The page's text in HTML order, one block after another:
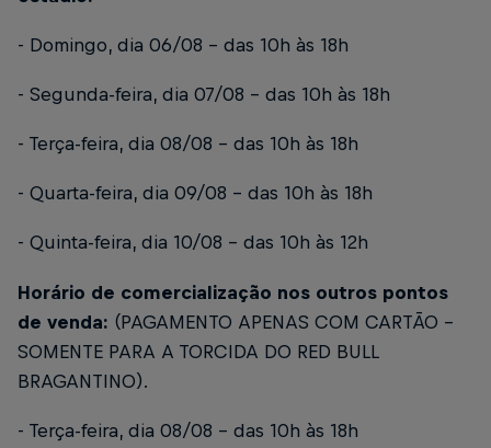
- Domingo, dia 06/08 – das 10h às 18h
- Segunda-feira, dia 07/08 – das 10h às 18h
- Terça-feira, dia 08/08 – das 10h às 18h
- Quarta-feira, dia 09/08 – das 10h às 18h
- Quinta-feira, dia 10/08 – das 10h às 12h
Horário de comercialização nos outros pontos
de venda: (PAGAMENTO APENAS COM CARTÃO –
SOMENTE PARA A TORCIDA DO RED BULL
BRAGANTINO).
- Terça-feira, dia 08/08 - das 10h às 18h